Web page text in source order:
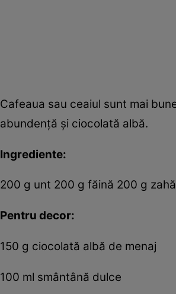
Cafeaua sau ceaiul sunt mai
abundenţă şi ciocolată albă.
Ingrediente:
200 g unt 200 g făină 200 g
Pentru decor:
150 g ciocolată albă de menaj
100 ml smântână dulce